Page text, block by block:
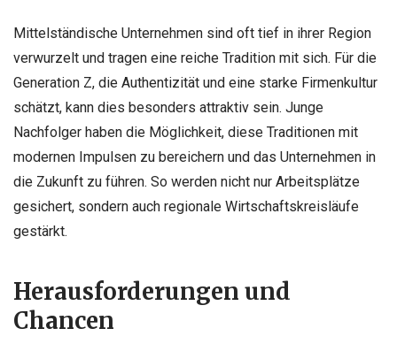
Mittelständische Unternehmen sind oft tief in ihrer Region
verwurzelt und tragen eine reiche Tradition mit sich. Für die
Generation Z, die Authentizität und eine starke Firmenkultur
schätzt, kann dies besonders attraktiv sein. Junge
Nachfolger haben die Möglichkeit, diese Traditionen mit
modernen Impulsen zu bereichern und das Unternehmen in
die Zukunft zu führen. So werden nicht nur Arbeitsplätze
gesichert, sondern auch regionale Wirtschaftskreisläufe
gestärkt.
Herausforderungen und
Chancen